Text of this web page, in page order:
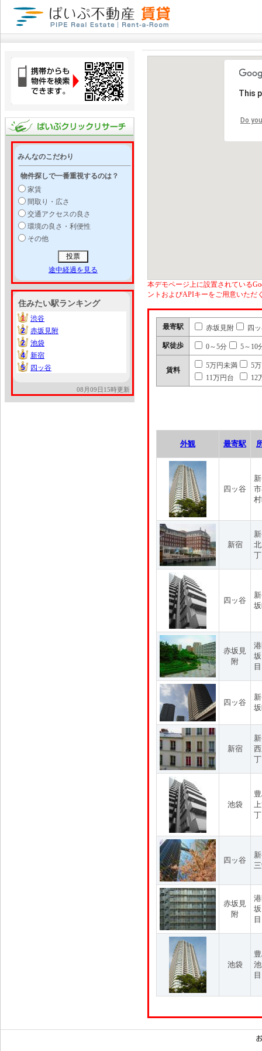
みんなのこだわり
物件探しで一番重視するのは？
家賃
間取り・広さ
交通アクセスの良さ
環境の良さ・利便性
その他
途中経過を見る
住みたい駅ランキング
1
1
渋谷
2
2
赤坂見附
2
2
池袋
4
4
新宿
5
5 四ッ谷
08月09日15時更新
This
Do
本デモページ上に設置されている
ントおよびAPIキーをご用意いただ
最寄駅 赤坂見附 四
駅徒歩 0～5分 5～10
賃料
5万円未満
5
11万円台
12
外観 最寄駅
四ッ谷
新宿
四ッ谷
赤坂見
附
目
四ッ谷
新宿
池袋
四ッ谷
赤坂見
附
目
池袋
目